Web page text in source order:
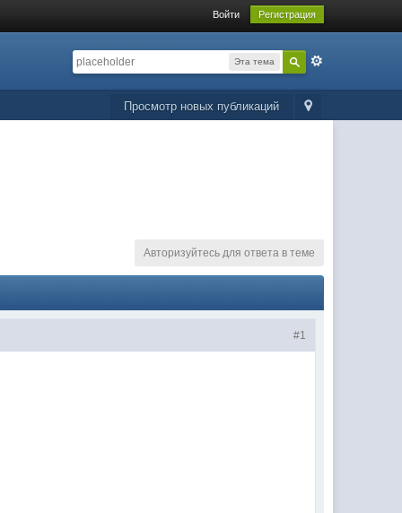
Войти Регистрация
Эта тема
Просмотр новых публикаций
Авторизуйтесь для ответа в теме
#1